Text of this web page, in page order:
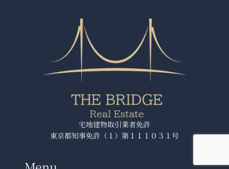
宅地建物取引業者免許
東京都知事免許（１）第１１１０３１号